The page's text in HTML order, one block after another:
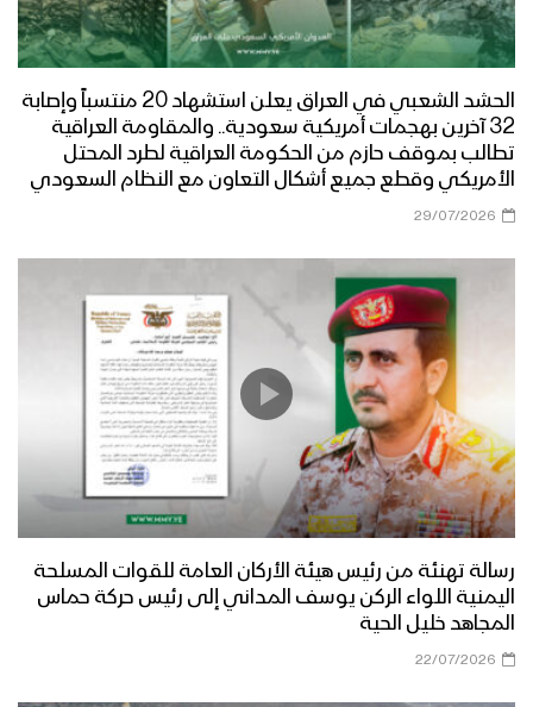
الحشد الشعبي في العراق يعلن استشهاد 20 منتسباً وإصابة
32 آخرين بهجمات أمريكية سعودية.. والمقاومة العراقية
تطالب بموقف حازم من الحكومة العراقية لطرد المحتل
الأمريكي وقطع جميع أشكال التعاون مع النظام السعودي
29/07/2026
رسالة تهنئة من رئيس هيئة الأركان العامة للقوات المسلحة
اليمنية اللواء الركن يوسف المداني إلى رئيس حركة حماس
المجاهد خليل الحية
22/07/2026